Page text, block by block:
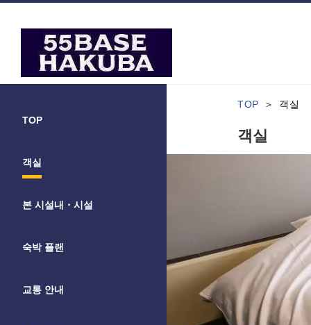
TOP
객실
본 시설내・시설
숙박 플랜
교통 안내
TOP 객실
객실